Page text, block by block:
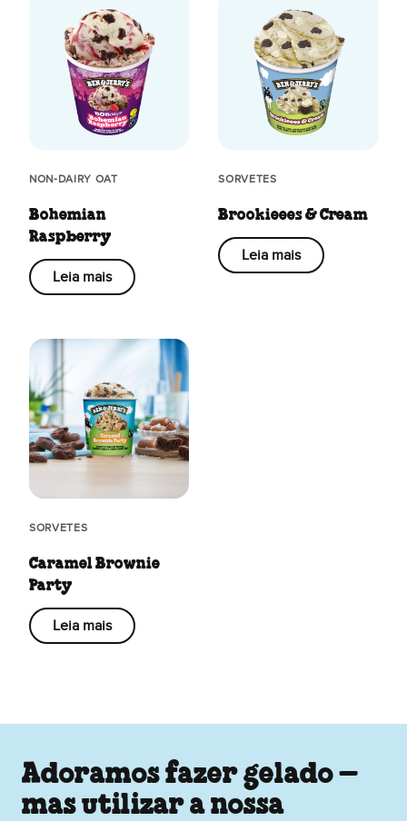
NON-DAIRY OAT
Bohemian
Raspberry
Leia mais
SORVETES
Brookieees & Cream
Leia mais
SORVETES
Caramel Brownie
Party
Leia mais
Adoramos fazer gelado –
mas utilizar a nossa